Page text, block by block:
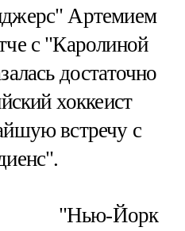
Артемием
с "Каролиной
достаточно
хоккеист
встречу с
"Нью-Йорк